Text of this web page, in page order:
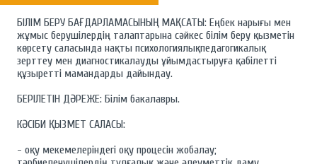
БІЛІМ БЕРУ БАҒДАРЛАМАСЫНЫҢ МАҚСАТЫ: Еңбек нарығы мен
жұмыс берушілердің талаптарына сәйкес білім беру қызметін
көрсету саласында нақты психологиялықпедагогикалық
зерттеу мен диагностикалауды ұйымдастыруға қабілетті
құзыретті мамандарды дайындау.
БЕРІЛЕТІН ДӘРЕЖЕ: Білім бакалавры.
КӘСІБИ ҚЫЗМЕТ САЛАСЫ:
- оқу мекемелеріндегі оқу процесін жобалау;